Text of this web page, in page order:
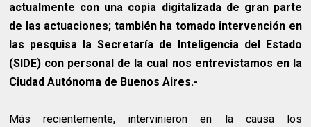
actualmente con una copia digitalizada de gran parte
de las actuaciones; también ha tomado intervención en
las pesquisa la Secretaría de Inteligencia del Estado
(SIDE) con personal de la cual nos entrevistamos en la
Ciudad Autónoma de Buenos Aires.-
Más recientemente, intervinieron en la causa los